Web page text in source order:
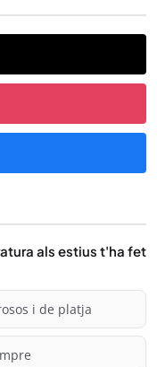
als estius t'ha fet
i de platja